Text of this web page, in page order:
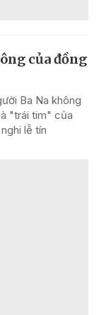
của đồng
Ba Na không
"trái tim" của
lễ tín